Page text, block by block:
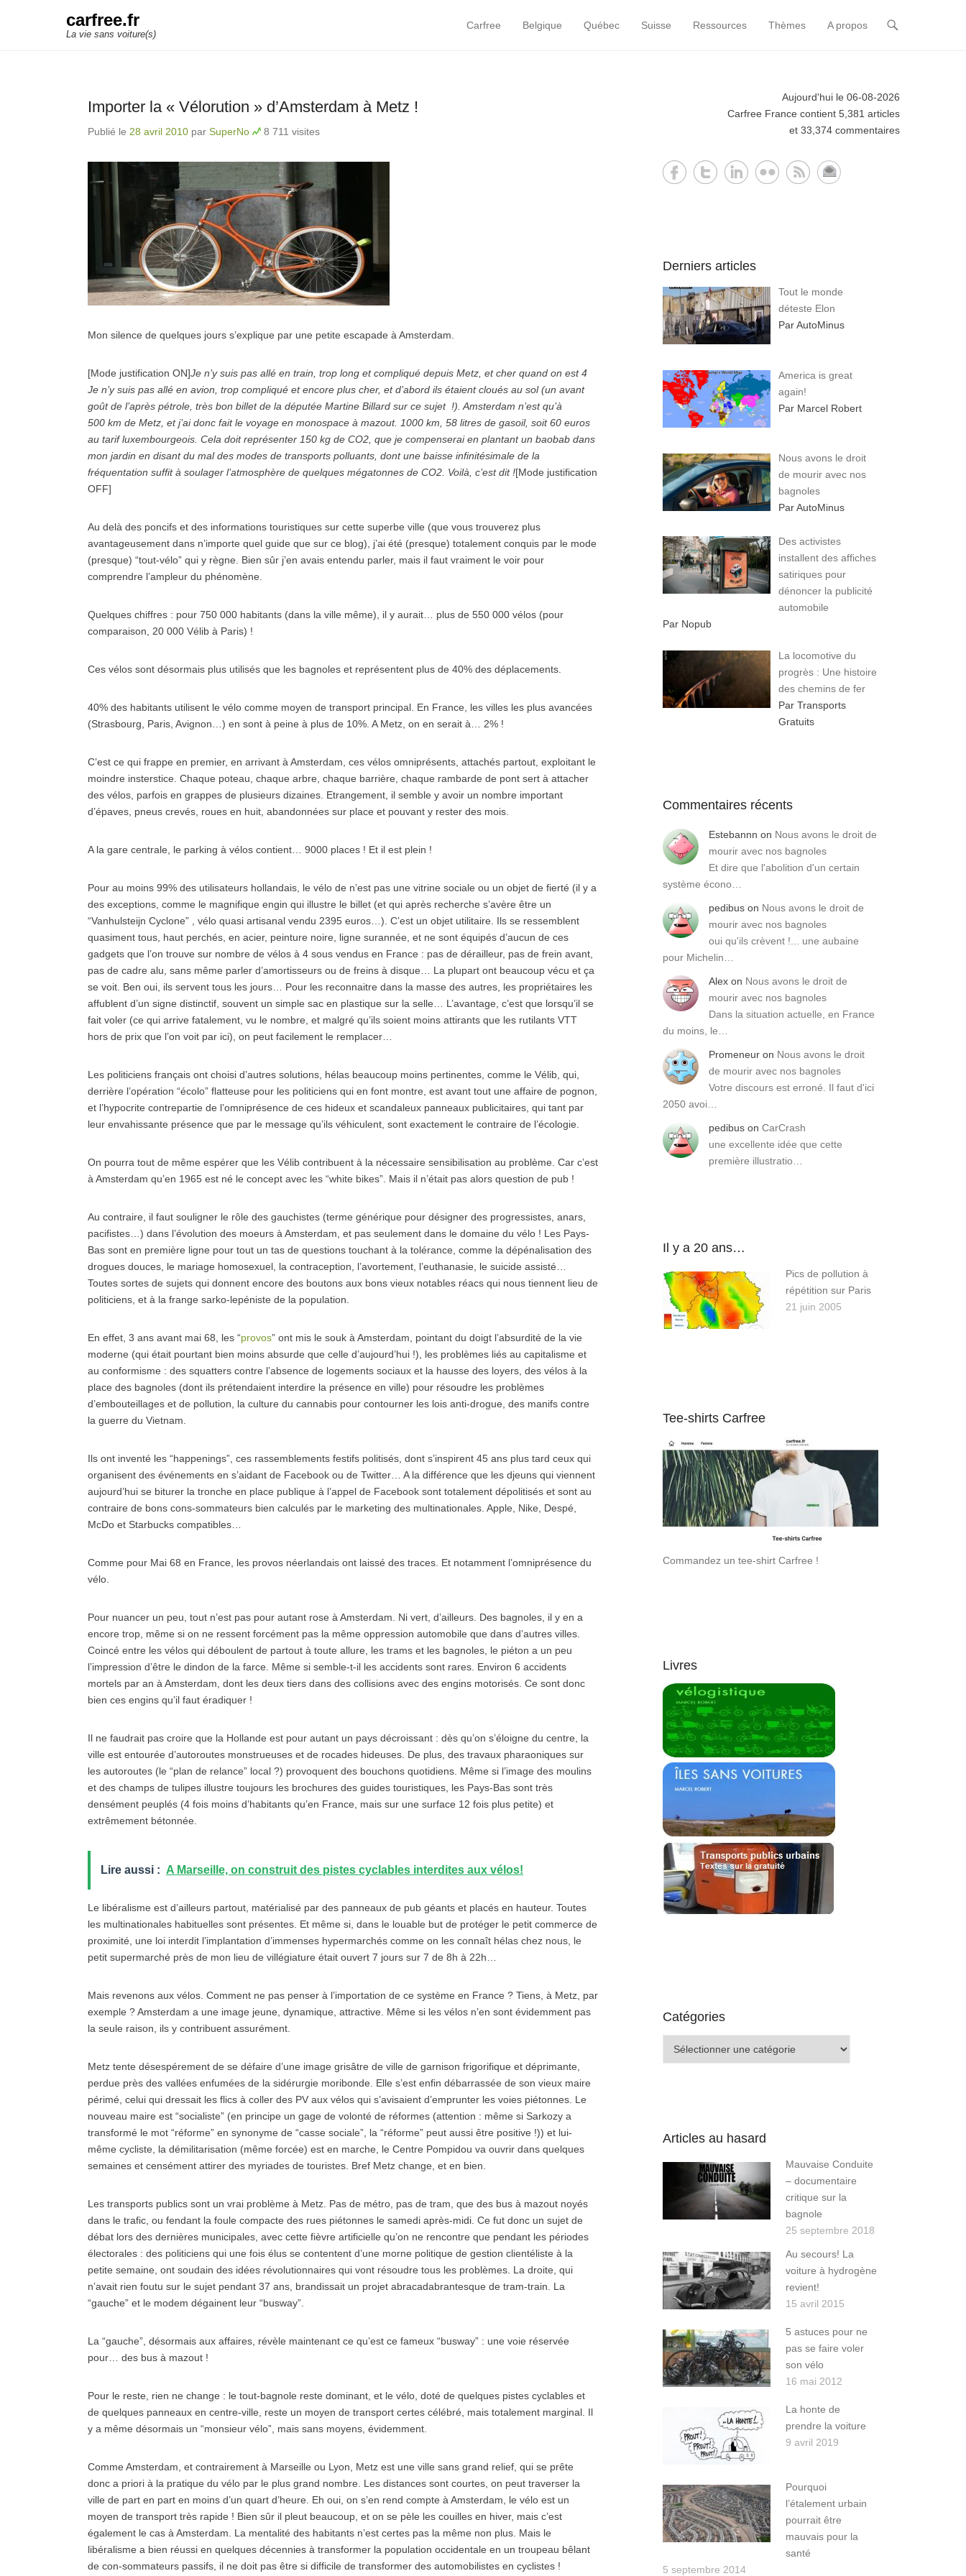
carfree.fr
La vie sans voiture(s)
Primary Menu
Skip to content
Carfree Belgique Québec Suisse Ressources Thèmes A propos
Importer la « Vélorution » d’Amsterdam à Metz !
Publié le 28 avril 2010 par SuperNo 8 711 visites
Mon silence de quelques jours s’explique par une petite escapade à Amsterdam.
[Mode justification ON]Je n’y suis pas allé en train, trop long et compliqué depuis Metz, et cher quand on est 4
Je n’y suis pas allé en avion, trop compliqué et encore plus cher, et d’abord ils étaient cloués au sol (un avant
goût de l’après pétrole, très bon billet de la députée Martine Billard sur ce sujet !). Amsterdam n’est qu’à
500 km de Metz, et j’ai donc fait le voyage en monospace à mazout. 1000 km, 58 litres de gasoil, soit 60 euros
au tarif luxembourgeois. Cela doit représenter 150 kg de CO2, que je compenserai en plantant un baobab dans
mon jardin en disant du mal des modes de transports polluants, dont une baisse infinitésimale de la
fréquentation suffit à soulager l’atmosphère de quelques mégatonnes de CO2. Voilà, c’est dit ![Mode justification
OFF]
Au delà des poncifs et des informations touristiques sur cette superbe ville (que vous trouverez plus
avantageusement dans n’importe quel guide que sur ce blog), j’ai été (presque) totalement conquis par le mode
(presque) “tout-vélo” qui y règne. Bien sûr j’en avais entendu parler, mais il faut vraiment le voir pour
comprendre l’ampleur du phénomène.
Quelques chiffres : pour 750 000 habitants (dans la ville même), il y aurait… plus de 550 000 vélos (pour
comparaison, 20 000 Vélib à Paris) !
Ces vélos sont désormais plus utilisés que les bagnoles et représentent plus de 40% des déplacements.
40% des habitants utilisent le vélo comme moyen de transport principal. En France, les villes les plus avancées
(Strasbourg, Paris, Avignon…) en sont à peine à plus de 10%. A Metz, on en serait à… 2% !
C’est ce qui frappe en premier, en arrivant à Amsterdam, ces vélos omniprésents, attachés partout, exploitant le
moindre insterstice. Chaque poteau, chaque arbre, chaque barrière, chaque rambarde de pont sert à attacher
des vélos, parfois en grappes de plusieurs dizaines. Etrangement, il semble y avoir un nombre important
d’épaves, pneus crevés, roues en huit, abandonnées sur place et pouvant y rester des mois.
A la gare centrale, le parking à vélos contient… 9000 places ! Et il est plein !
Pour au moins 99% des utilisateurs hollandais, le vélo de n’est pas une vitrine sociale ou un objet de fierté (il y a
des exceptions, comme le magnifique engin qui illustre le billet (et qui après recherche s’avère être un
“Vanhulsteijn Cyclone” , vélo quasi artisanal vendu 2395 euros…). C’est un objet utilitaire. Ils se ressemblent
quasiment tous, haut perchés, en acier, peinture noire, ligne surannée, et ne sont équipés d’aucun de ces
gadgets que l’on trouve sur nombre de vélos à 4 sous vendus en France : pas de dérailleur, pas de frein avant,
pas de cadre alu, sans même parler d’amortisseurs ou de freins à disque… La plupart ont beaucoup vécu et ça
se voit. Ben oui, ils servent tous les jours… Pour les reconnaitre dans la masse des autres, les propriétaires les
affublent d’un signe distinctif, souvent un simple sac en plastique sur la selle… L’avantage, c’est que lorsqu’il se
fait voler (ce qui arrive fatalement, vu le nombre, et malgré qu’ils soient moins attirants que les rutilants VTT
hors de prix que l’on voit par ici), on peut facilement le remplacer…
Les politiciens français ont choisi d’autres solutions, hélas beaucoup moins pertinentes, comme le Vélib, qui,
derrière l’opération “écolo” flatteuse pour les politiciens qui en font montre, est avant tout une affaire de pognon,
et l’hypocrite contrepartie de l’omniprésence de ces hideux et scandaleux panneaux publicitaires, qui tant par
leur envahissante présence que par le message qu’ils véhiculent, sont exactement le contraire de l’écologie.
On pourra tout de même espérer que les Vélib contribuent à la nécessaire sensibilisation au problème. Car c’est
à Amsterdam qu’en 1965 est né le concept avec les “white bikes”. Mais il n’était pas alors question de pub !
Au contraire, il faut souligner le rôle des gauchistes (terme générique pour désigner des progressistes, anars,
pacifistes…) dans l’évolution des moeurs à Amsterdam, et pas seulement dans le domaine du vélo ! Les Pays-
Bas sont en première ligne pour tout un tas de questions touchant à la tolérance, comme la dépénalisation des
drogues douces, le mariage homosexuel, la contraception, l’avortement, l’euthanasie, le suicide assisté…
Toutes sortes de sujets qui donnent encore des boutons aux bons vieux notables réacs qui nous tiennent lieu de
politiciens, et à la frange sarko-lepéniste de la population.
En effet, 3 ans avant mai 68, les “provos” ont mis le souk à Amsterdam, pointant du doigt l’absurdité de la vie
moderne (qui était pourtant bien moins absurde que celle d’aujourd’hui !), les problèmes liés au capitalisme et
au conformisme : des squatters contre l’absence de logements sociaux et la hausse des loyers, des vélos à la
place des bagnoles (dont ils prétendaient interdire la présence en ville) pour résoudre les problèmes
d’embouteillages et de pollution, la culture du cannabis pour contourner les lois anti-drogue, des manifs contre
la guerre du Vietnam.
Ils ont inventé les “happenings”, ces rassemblements festifs politisés, dont s’inspirent 45 ans plus tard ceux qui
organisent des événements en s’aidant de Facebook ou de Twitter… A la différence que les djeuns qui viennent
aujourd’hui se biturer la tronche en place publique à l’appel de Facebook sont totalement dépolitisés et sont au
contraire de bons cons-sommateurs bien calculés par le marketing des multinationales. Apple, Nike, Despé,
McDo et Starbucks compatibles…
Comme pour Mai 68 en France, les provos néerlandais ont laissé des traces. Et notamment l’omniprésence du
vélo.
Pour nuancer un peu, tout n’est pas pour autant rose à Amsterdam. Ni vert, d’ailleurs. Des bagnoles, il y en a
encore trop, même si on ne ressent forcément pas la même oppression automobile que dans d’autres villes.
Coincé entre les vélos qui déboulent de partout à toute allure, les trams et les bagnoles, le piéton a un peu
l’impression d’être le dindon de la farce. Même si semble-t-il les accidents sont rares. Environ 6 accidents
mortels par an à Amsterdam, dont les deux tiers dans des collisions avec des engins motorisés. Ce sont donc
bien ces engins qu’il faut éradiquer !
Il ne faudrait pas croire que la Hollande est pour autant un pays décroissant : dès qu’on s’éloigne du centre, la
ville est entourée d’autoroutes monstrueuses et de rocades hideuses. De plus, des travaux pharaoniques sur
les autoroutes (le “plan de relance” local ?) provoquent des bouchons quotidiens. Même si l’image des moulins
et des champs de tulipes illustre toujours les brochures des guides touristiques, les Pays-Bas sont très
densément peuplés (4 fois moins d’habitants qu’en France, mais sur une surface 12 fois plus petite) et
extrêmement bétonnée.
Lire aussi : A Marseille, on construit des pistes cyclables interdites aux vélos!
Le libéralisme est d’ailleurs partout, matérialisé par des panneaux de pub géants et placés en hauteur. Toutes
les multinationales habituelles sont présentes. Et même si, dans le louable but de protéger le petit commerce de
proximité, une loi interdit l’implantation d’immenses hypermarchés comme on les connaît hélas chez nous, le
petit supermarché près de mon lieu de villégiature était ouvert 7 jours sur 7 de 8h à 22h…
Mais revenons aux vélos. Comment ne pas penser à l’importation de ce système en France ? Tiens, à Metz, par
exemple ? Amsterdam a une image jeune, dynamique, attractive. Même si les vélos n’en sont évidemment pas
la seule raison, ils y contribuent assurément.
Metz tente désespérement de se défaire d’une image grisâtre de ville de garnison frigorifique et déprimante,
perdue près des vallées enfumées de la sidérurgie moribonde. Elle s’est enfin débarrassée de son vieux maire
périmé, celui qui dressait les flics à coller des PV aux vélos qui s’avisaient d’emprunter les voies piétonnes. Le
nouveau maire est “socialiste” (en principe un gage de volonté de réformes (attention : même si Sarkozy a
transformé le mot “réforme” en synonyme de “casse sociale”, la “réforme” peut aussi être positive !)) et lui-
même cycliste, la démilitarisation (même forcée) est en marche, le Centre Pompidou va ouvrir dans quelques
semaines et censément attirer des myriades de touristes. Bref Metz change, et en bien.
Les transports publics sont un vrai problème à Metz. Pas de métro, pas de tram, que des bus à mazout noyés
dans le trafic, ou fendant la foule compacte des rues piétonnes le samedi après-midi. Ce fut donc un sujet de
débat lors des dernières municipales, avec cette fièvre artificielle qu’on ne rencontre que pendant les périodes
électorales : des politiciens qui une fois élus se contentent d’une morne politique de gestion clientéliste à la
petite semaine, ont soudain des idées révolutionnaires qui vont résoudre tous les problèmes. La droite, qui
n’avait rien foutu sur le sujet pendant 37 ans, brandissait un projet abracadabrantesque de tram-train. La
“gauche” et le modem dégainent leur “busway”.
La “gauche”, désormais aux affaires, révèle maintenant ce qu’est ce fameux “busway” : une voie réservée
pour… des bus à mazout !
Pour le reste, rien ne change : le tout-bagnole reste dominant, et le vélo, doté de quelques pistes cyclables et
de quelques panneaux en centre-ville, reste un moyen de transport certes célébré, mais totalement marginal. Il
y a même désormais un “monsieur vélo”, mais sans moyens, évidemment.
Comme Amsterdam, et contrairement à Marseille ou Lyon, Metz est une ville sans grand relief, qui se prête
donc a priori à la pratique du vélo par le plus grand nombre. Les distances sont courtes, on peut traverser la
ville de part en part en moins d’un quart d’heure. Eh oui, on s’en rend compte à Amsterdam, le vélo est un
moyen de transport très rapide ! Bien sûr il pleut beaucoup, et on se pèle les couilles en hiver, mais c’est
également le cas à Amsterdam. La mentalité des habitants n’est certes pas la même non plus. Mais le
libéralisme a bien réussi en quelques décennies à transformer la population occidentale en un troupeau bêlant
de con-sommateurs passifs, il ne doit pas être si difficile de transformer des automobilistes en cyclistes !
Aujourd'hui le 06-08-2026
Carfree France contient 5,381 articles
et 33,374 commentaires
Derniers articles
Tout le monde
déteste Elon
Par AutoMinus
America is great
again!
Par Marcel Robert
Nous avons le droit
de mourir avec nos
bagnoles
Par AutoMinus
Des activistes
installent des affiches
satiriques pour
dénoncer la publicité
automobile
Par Nopub
La locomotive du
progrès : Une histoire
des chemins de fer
Par Transports
Gratuits
Commentaires récents
Estebannn on Nous avons le droit de
mourir avec nos bagnoles
Et dire que l'abolition d'un certain
système écono…
pedibus on Nous avons le droit de
mourir avec nos bagnoles
oui qu'ils crèvent !... une aubaine
pour Michelin…
Alex on Nous avons le droit de
mourir avec nos bagnoles
Dans la situation actuelle, en France
du moins, le…
Promeneur on Nous avons le droit
de mourir avec nos bagnoles
Votre discours est erroné. Il faut d'ici
2050 avoi…
pedibus on CarCrash
une excellente idée que cette
première illustratio…
Il y a 20 ans…
Pics de pollution à
répétition sur Paris
21 juin 2005
Tee-shirts Carfree
Commandez un tee-shirt Carfree !
Livres
Catégories
Articles au hasard
Mauvaise Conduite
– documentaire
critique sur la
bagnole
25 septembre 2018
Au secours! La
voiture à hydrogène
revient!
15 avril 2015
5 astuces pour ne
pas se faire voler
son vélo
16 mai 2012
La honte de
prendre la voiture
9 avril 2019
Pourquoi
l’étalement urbain
pourrait être
mauvais pour la
santé
5 septembre 2014